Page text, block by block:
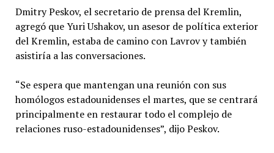
Dmitry Peskov, el secretario de prensa del Kremlin,
agregó que Yuri Ushakov, un asesor de política exterior
del Kremlin, estaba de camino con Lavrov y también
asistiría a las conversaciones.
“Se espera que mantengan una reunión con sus
homólogos estadounidenses el martes, que se centrará
principalmente en restaurar todo el complejo de
relaciones ruso-estadounidenses”, dijo Peskov.